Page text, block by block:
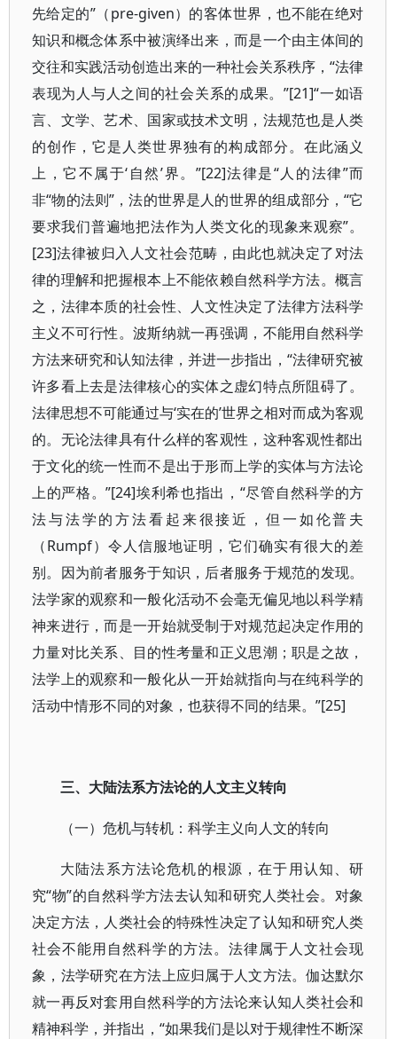
先给定的”（pre-given）的客体世界，也不能在绝对
知识和概念体系中被演绎出来，而是一个由主体间的
交往和实践活动创造出来的一种社会关系秩序，“法律
表现为人与人之间的社会关系的成果。”[21]“一如语
言、文学、艺术、国家或技术文明，法规范也是人类
的创作，它是人类世界独有的构成部分。在此涵义
上，它不属于‘自然’界。”[22]法律是“人的法律”而
非“物的法则”，法的世界是人的世界的组成部分，“它
要求我们普遍地把法作为人类文化的现象来观察”。
[23]法律被归入人文社会范畴，由此也就决定了对法
律的理解和把握根本上不能依赖自然科学方法。概言
之，法律本质的社会性、人文性决定了法律方法科学
主义不可行性。波斯纳就一再强调，不能用自然科学
方法来研究和认知法律，并进一步指出，“法律研究被
许多看上去是法律核心的实体之虚幻特点所阻碍了。
法律思想不可能通过与‘实在的’世界之相对而成为客观
的。无论法律具有什么样的客观性，这种客观性都出
于文化的统一性而不是出于形而上学的实体与方法论
上的严格。”[24]埃利希也指出，“尽管自然科学的方
法与法学的方法看起来很接近，但一如伦普夫
（Rumpf）令人信服地证明，它们确实有很大的差
别。因为前者服务于知识，后者服务于规范的发现。
法学家的观察和一般化活动不会毫无偏见地以科学精
神来进行，而是一开始就受制于对规范起决定作用的
力量对比关系、目的性考量和正义思潮；职是之故，
法学上的观察和一般化从一开始就指向与在纯科学的
活动中情形不同的对象，也获得不同的结果。”[25]
三、大陆法系方法论的人文主义转向
（一）危机与转机：科学主义向人文的转向
大陆法系方法论危机的根源，在于用认知、研
究“物”的自然科学方法去认知和研究人类社会。对象
决定方法，人类社会的特殊性决定了认知和研究人类
社会不能用自然科学的方法。法律属于人文社会现
象，法学研究在方法上应归属于人文方法。伽达默尔
就一再反对套用自然科学的方法论来认知人类社会和
精神科学，并指出，“如果我们是以对于规律性不断深